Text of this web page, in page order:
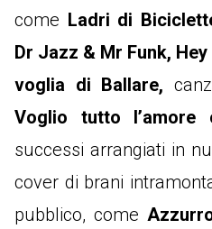
come Ladri di
Dr Jazz & Mr Funk,
voglia di Ballare,
Voglio tutto l’amore
successi arrangiati in
cover di brani
pubblico, come